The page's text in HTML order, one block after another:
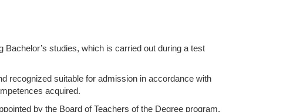
studies, which is carried out during a test
recognized suitable for admission in accordance with
acquired.
by the Board of Teachers of the Degree program.